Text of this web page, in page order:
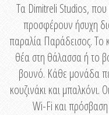
Τα Dimitreli Studios,
προσφέρουν ήσυχη
παραλία Παράδεισος. Το
θέα στη θάλασσα ή το
βουνό. Κάθε μονάδα
κουζινάκι και μπαλκόνι.
Wi-Fi και πρόσβαση